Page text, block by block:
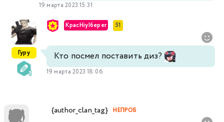
19 марта 2023 15:31
Гуру
KpacHiyI6eper 51
Кто посмел поставить диз?
19 марта 2023 18:06
{author_clan_tag} НЕПРОБ